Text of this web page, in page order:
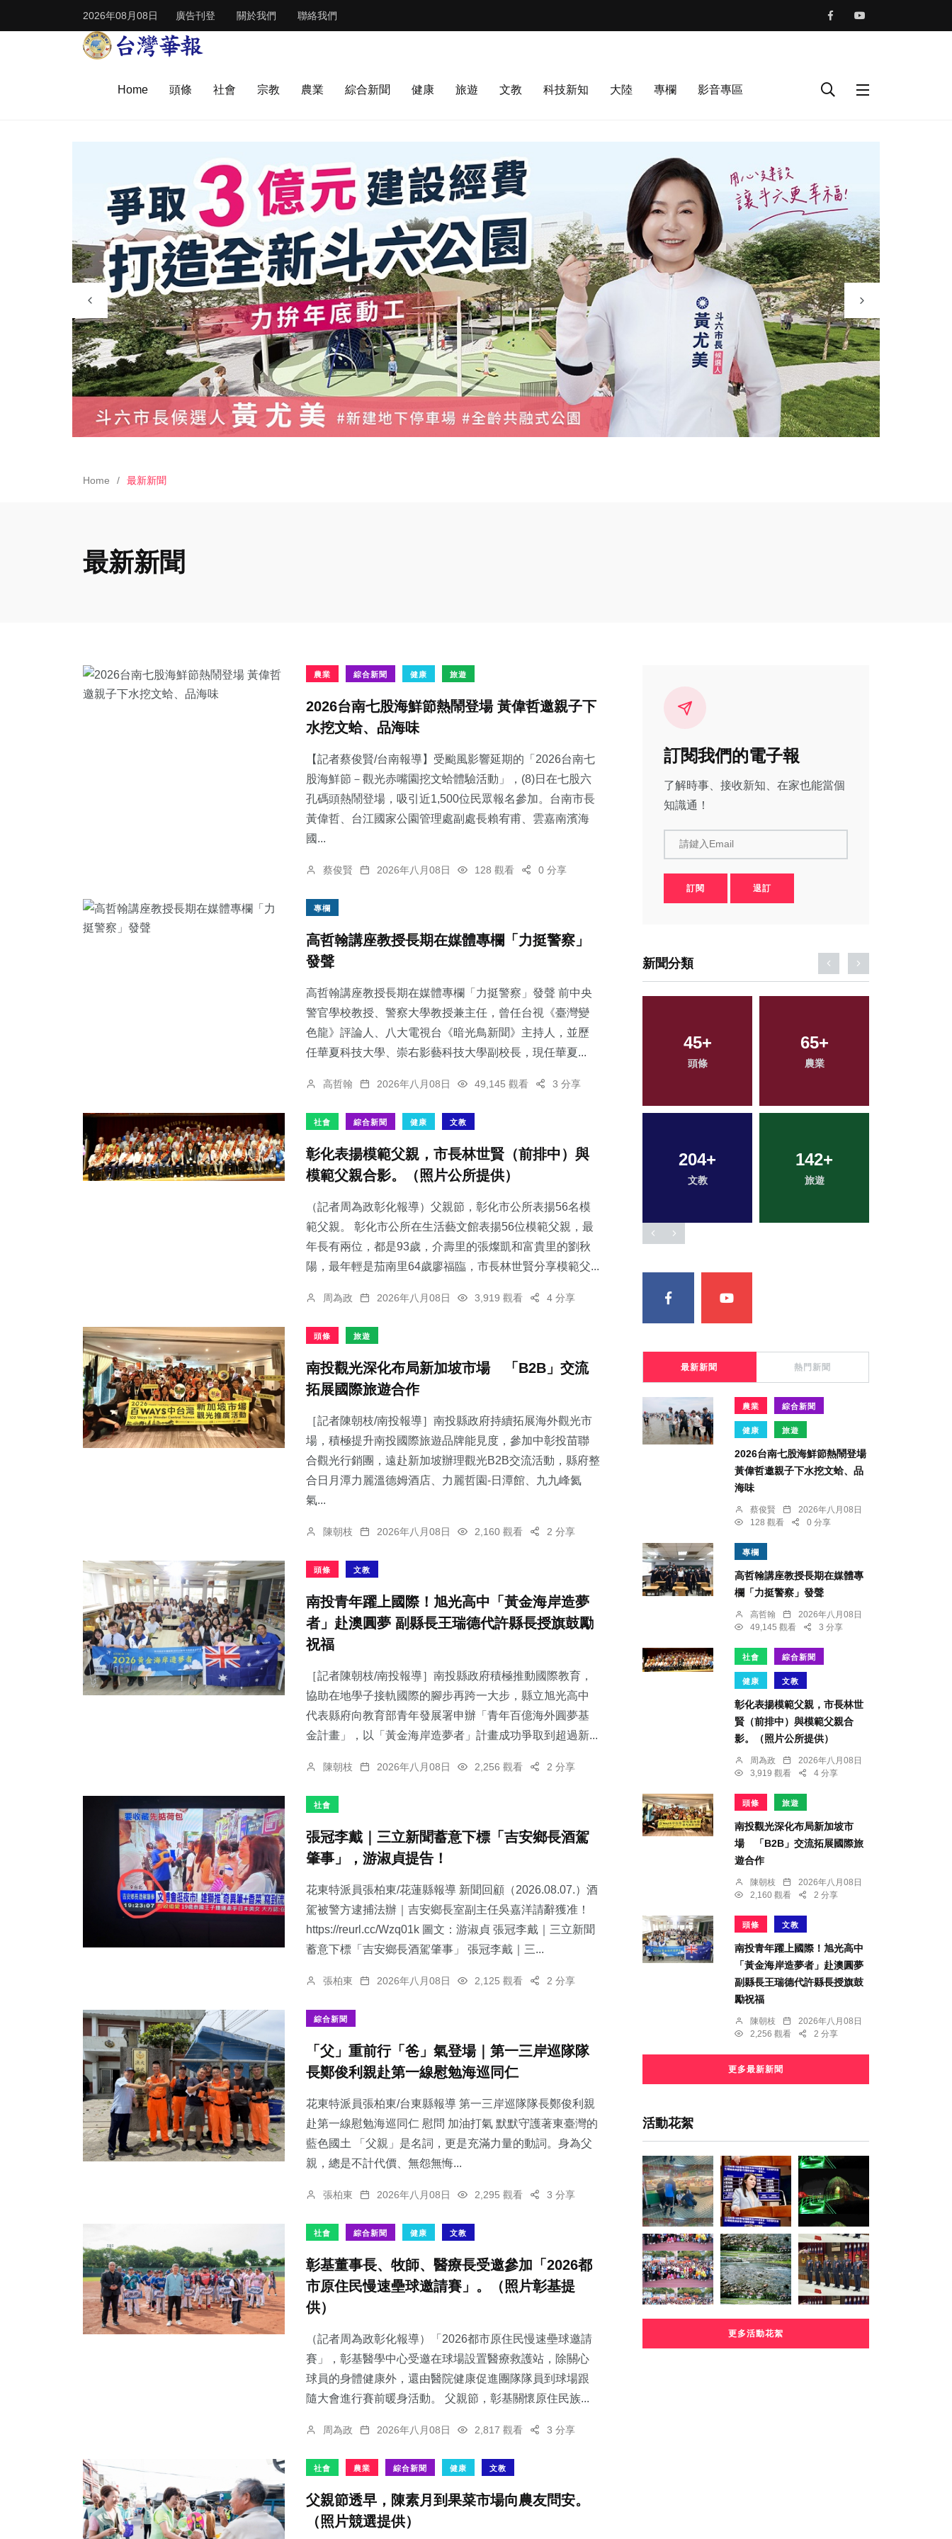
2026年08月08日 廣告刊登 關於我們 聯絡我們
Home 頭條 社會 宗教 農業 綜合新聞 健康 旅遊 文教 科技新知 大陸 專欄 影音專區
Home 最新新聞
最新新聞
農業 綜合新聞 健康 旅遊
2026台南七股海鮮節熱鬧登場 黃偉哲邀親子下
水挖文蛤、品海味
【記者蔡俊賢/台南報導】受颱風影響延期的「2026台南七
股海鮮節－觀光赤嘴園挖文蛤體驗活動」，(8)日在七股六
孔碼頭熱鬧登場，吸引近1,500位民眾報名參加。台南市長
黃偉哲、台江國家公園管理處副處長賴宥甫、雲嘉南濱海
國...
蔡俊賢 2026年八月08日 128 觀看 0 分享
專欄
高哲翰講座教授長期在媒體專欄「力挺警察」
發聲
高哲翰講座教授長期在媒體專欄「力挺警察」發聲 前中央
警官學校教授、警察大學教授兼主任，曾任台視《臺灣變
色龍》評論人、八大電視台《暗光鳥新聞》主持人，並歷
任華夏科技大學、崇右影藝科技大學副校長，現任華夏...
高哲翰 2026年八月08日 49,145 觀看 3 分享
社會 綜合新聞 健康 文教
彰化表揚模範父親，市長林世賢（前排中）與
模範父親合影。（照片公所提供）
（記者周為政彰化報導）父親節，彰化市公所表揚56名模
範父親。 彰化市公所在生活藝文館表揚56位模範父親，最
年長有兩位，都是93歲，介壽里的張燦凱和富貴里的劉秋
陽，最年輕是茄南里64歲廖福臨，市長林世賢分享模範父...
周為政 2026年八月08日 3,919 觀看 4 分享
頭條 旅遊
南投觀光深化布局新加坡市場 「B2B」交流
拓展國際旅遊合作
［記者陳朝枝/南投報導］南投縣政府持續拓展海外觀光市
場，積極提升南投國際旅遊品牌能見度，參加中彰投苗聯
合觀光行銷團，遠赴新加坡辦理觀光B2B交流活動，縣府整
合日月潭力麗溫德姆酒店、力麗哲園-日潭館、九九峰氦
氣...
陳朝枝 2026年八月08日 2,160 觀看 2 分享
頭條 文教
南投青年躍上國際！旭光高中「黃金海岸造夢
者」赴澳圓夢 副縣長王瑞德代許縣長授旗鼓勵
祝福
［記者陳朝枝/南投報導］南投縣政府積極推動國際教育，
協助在地學子接軌國際的腳步再跨一大步，縣立旭光高中
代表縣府向教育部青年發展署申辦「青年百億海外圓夢基
金計畫」，以「黃金海岸造夢者」計畫成功爭取到超過新...
陳朝枝 2026年八月08日 2,256 觀看 2 分享
社會
張冠李戴｜三立新聞蓄意下標「吉安鄉長酒駕
肇事」，游淑貞提告！
花東特派員張柏東/花蓮縣報導 新聞回顧（2026.08.07.）酒
駕被警方逮捕法辦｜吉安鄉長室副主任吳嘉洋請辭獲准！
https://reurl.cc/Wzq01k 圖文：游淑貞 張冠李戴｜三立新聞
蓄意下標「吉安鄉長酒駕肇事」 張冠李戴｜三...
張柏東 2026年八月08日 2,125 觀看 2 分享
綜合新聞
「父」重前行「爸」氣登場｜第一三岸巡隊隊
長鄭俊利親赴第一線慰勉海巡同仁
花東特派員張柏東/台東縣報導 第一三岸巡隊隊長鄭俊利親
赴第一線慰勉海巡同仁 慰問 加油打氣 默默守護著東臺灣的
藍色國土 「父親」是名詞，更是充滿力量的動詞。身為父
親，總是不計代價、無怨無悔...
張柏東 2026年八月08日 2,295 觀看 3 分享
社會 綜合新聞 健康 文教
彰基董事長、牧師、醫療長受邀參加「2026都
市原住民慢速壘球邀請賽」。（照片彰基提
供）
（記者周為政彰化報導）「2026都市原住民慢速壘球邀請
賽」，彰基醫學中心受邀在球場設置醫療救護站，除關心
球員的身體健康外，還由醫院健康促進團隊隊員到球場跟
隨大會進行賽前暖身活動。 父親節，彰基關懷原住民族...
周為政 2026年八月08日 2,817 觀看 3 分享
社會 農業 綜合新聞 健康 文教
父親節透早，陳素月到果菜市場向農友問安。
（照片競選提供）
訂閱我們的電子報
了解時事、接收新知、在家也能當個
知識通！
請鍵入Email
訂閱 退訂
新聞分類
57+
宗教
104+
185+
健康
45+ 65
204+
文教
142
631+
綜合新聞
368+
社會
2+
大陸
57+
宗教
最新新聞 熱門新聞
農業 綜合新聞
健康 旅遊
2026台南七股海鮮節熱鬧登場
黃偉哲邀親子下水挖文蛤、品
海味
蔡俊賢
2026年八月08日
128 觀看
0 分享
專欄
高哲翰講座教授長期在媒體專
欄「力挺警察」發聲
高哲翰
2026年八月08日
49,145 觀看
3 分享
社會 綜合新聞
健康 文教
彰化表揚模範父親，市長林世
賢（前排中）與模範父親合
影。（照片公所提供）
周為政
2026年八月08日
3,919 觀看
4 分享
頭條 旅遊
南投觀光深化布局新加坡市
場 「B2B」交流拓展國際旅
遊合作
陳朝枝
2026年八月08日
2,160 觀看
2 分享
頭條 文教
南投青年躍上國際！旭光高中
「黃金海岸造夢者」赴澳圓夢
副縣長王瑞德代許縣長授旗鼓
勵祝福
陳朝枝
2026年八月08日
2,256 觀看
2 分享
更多最新新聞
活動花絮
更多活動花絮